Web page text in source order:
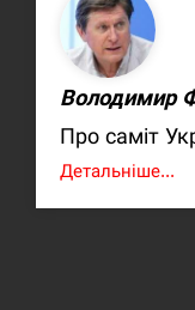
Володимир
Про саміт
Детальніше...